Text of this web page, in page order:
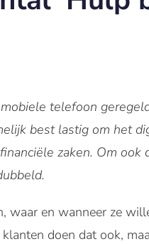
telefoon
best lastig om het
zaken. Om ook
waar en wanneer ze
doen dat ook,